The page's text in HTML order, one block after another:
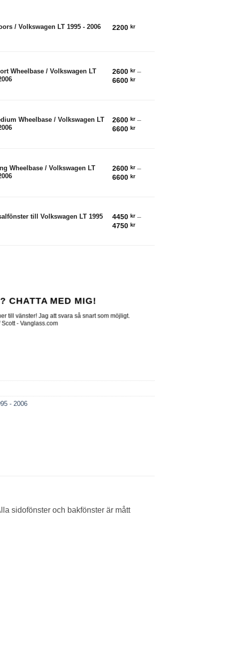
/ Volkswagen LT 1995 - 2006 2200kr
Wheelbase / Volkswagen LT
2600kr –
6600krPrisintervall:
Wheelbase / Volkswagen LT
2600kr –
6600krPrisintervall:
Wheelbase / Volkswagen LT
2600kr –
6600krPrisintervall:
till Volkswagen LT 1995
4450kr –
4750krPrisintervall:
CHATTA MED MIG!
till vänster! Jag att svara så snart som möjligt.
Scott - Vanglass.com
- 2006
sidofönster och bakfönster är mått